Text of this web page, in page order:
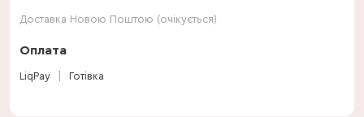
Доставка Новою Поштою (очікується)
Оплата
LiqPay Готівка